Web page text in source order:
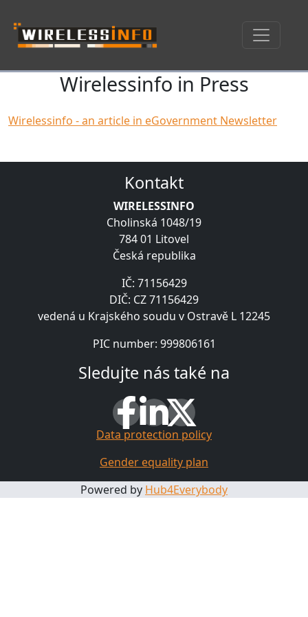
Skip navigationWirelessinfo in Press
Wirelessinfo - an article in eGovernment Newsletter
Kontakt
WIRELESSINFO
Cholinská 1048/19
784 01 Litovel
Česká republika
IČ: 71156429
DIČ: CZ 71156429
vedená u Krajského soudu v Ostravě L 12245
PIC number: 999806161
Sledujte nás také na
Data protection policy
Gender equality plan
Powered by Hub4Everybody